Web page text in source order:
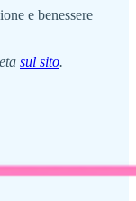
e benessere
sul sito.